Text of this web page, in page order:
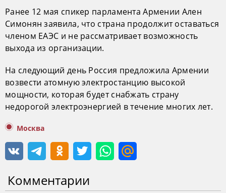
Ранее 12 мая спикер парламента Армении Ален
Симонян заявила, что страна продолжит оставаться
членом ЕАЭС и не рассматривает возможность
выхода из организации.
На следующий день Россия предложила Армении
возвести атомную электростанцию высокой
мощности, которая будет снабжать страну
недорогой электроэнергией в течение многих лет.
Москва
Комментарии